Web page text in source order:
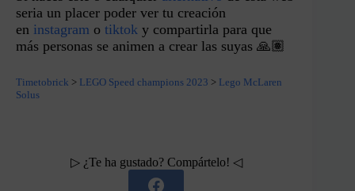
seria un placer poder ver tu creación
en instagram o tiktok y compartirla para que
más personas se animen a crear las suyas 🙏🏽
Timetobrick > LEGO Speed champions 2023 > Lego McLaren
Solus
▷ ¿Te ha gustado? Compártelo! ◁